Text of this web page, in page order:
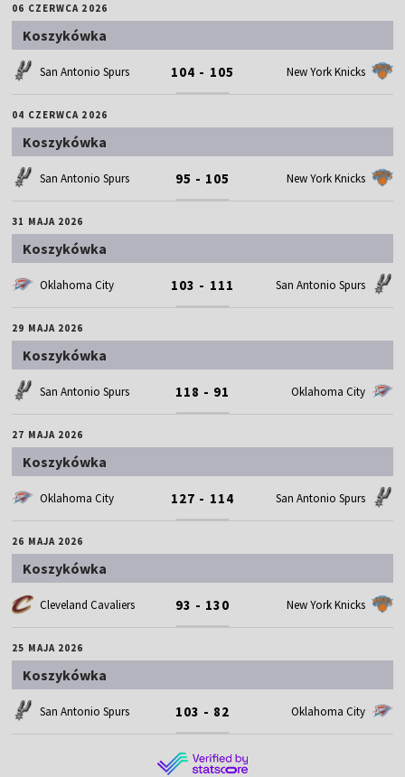
06 CZERWCA 2026
Koszykówka
San Antonio Spurs 104 - 105 New York Knicks
04 CZERWCA 2026
Koszykówka
San Antonio Spurs 95 - 105 New York Knicks
31 MAJA 2026
Koszykówka
Oklahoma City 103 - 111 San Antonio Spurs
29 MAJA 2026
Koszykówka
San Antonio Spurs 118 - 91 Oklahoma City
27 MAJA 2026
Koszykówka
Oklahoma City 127 - 114 San Antonio Spurs
26 MAJA 2026
Koszykówka
Cleveland Cavaliers 93 - 130 New York Knicks
25 MAJA 2026
Koszykówka
San Antonio Spurs 103 - 82 Oklahoma City